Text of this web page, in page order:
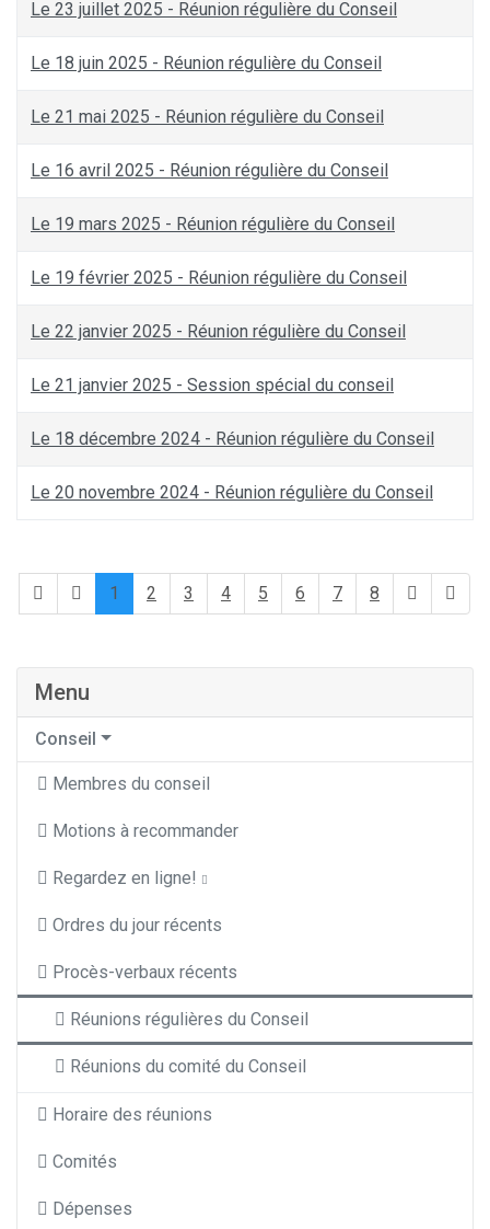
Le 23 juillet 2025 - Réunion régulière du Conseil
Le 18 juin 2025 - Réunion régulière du Conseil
Le 21 mai 2025 - Réunion régulière du Conseil
Le 16 avril 2025 - Réunion régulière du Conseil
Le 19 mars 2025 - Réunion régulière du Conseil
Le 19 février 2025 - Réunion régulière du Conseil
Le 22 janvier 2025 - Réunion régulière du Conseil
Le 21 janvier 2025 - Session spécial du conseil
Le 18 décembre 2024 - Réunion régulière du Conseil
Le 20 novembre 2024 - Réunion régulière du Conseil
1 2 3 4 5 6 7 8
Menu
Conseil
Membres du conseil
Motions à recommander
Regardez en ligne!
Ordres du jour récents
Procès-verbaux récents
Réunions régulières du Conseil
Réunions du comité du Conseil
Horaire des réunions
Comités
Dépenses